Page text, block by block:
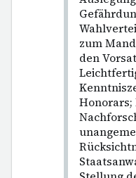
zum
den
Honorars;